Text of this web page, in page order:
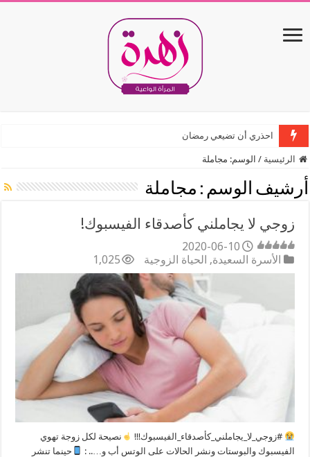
احذري أن تضيعي رمضان
الرئيسية / الوسم: مجاملة
أرشيف الوسم : مجاملة
زوجي لا يجاملني كأصدقاء الفيسبوك!
2020-06-10
الأسرة السعيدة, الحياة الزوجية 1,025
#زوجي_لا_يجاملني_كأصدقاء_الفيسبوك!!!
نصيحة لكل زوجة تهوي
الفيسبوك والبوستات ونشر الحالات على الوتس أب و….. :
حينما تنشر